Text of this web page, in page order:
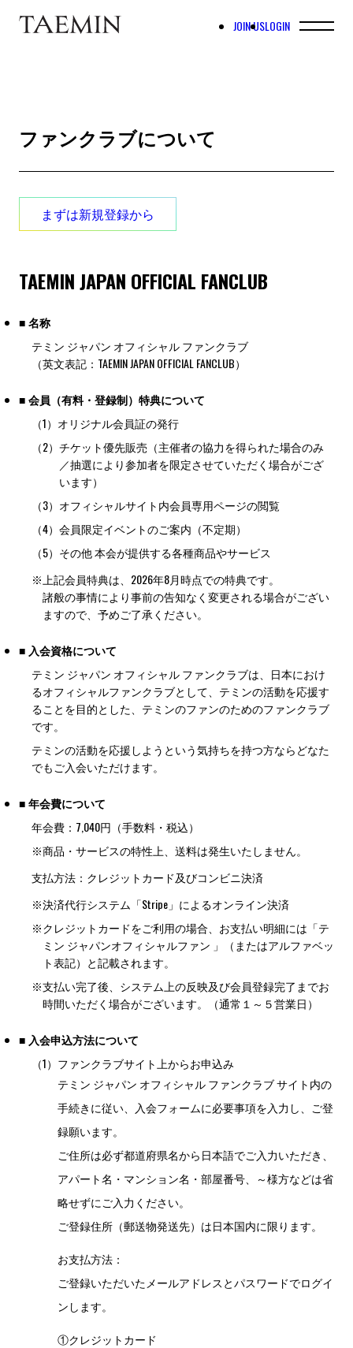
JOIN USLOGIN
ファンクラブについて
まずは新規登録から
TAEMIN JAPAN OFFICIAL FANCLUB
■ 名称
テミン ジャパン オフィシャル ファンクラブ
（英文表記：TAEMIN JAPAN OFFICIAL FANCLUB）
■ 会員（有料・登録制）特典について
（1） オリジナル会員証の発行
（2） チケット優先販売（主催者の協力を得られた場合のみ
／抽選により参加者を限定させていただく場合がござ
います）
（3） オフィシャルサイト内会員専用ページの閲覧
（4） 会員限定イベントのご案内（不定期）
（5） その他 本会が提供する各種商品やサービス
※ 上記会員特典は、2026年8月時点での特典です。
諸般の事情により事前の告知なく変更される場合がござい
ますので、予めご了承ください。
■ 入会資格について
テミン ジャパン オフィシャル ファンクラブは、日本におけ
るオフィシャルファンクラブとして、テミンの活動を応援す
ることを目的とした、テミンのファンのためのファンクラブ
です。
テミンの活動を応援しようという気持ちを持つ方ならどなた
でもご入会いただけます。
■ 年会費について
年会費：7,040円（手数料・税込）
※商品・サービスの特性上、送料は発生いたしません。
支払方法：クレジットカード及びコンビニ決済
※決済代行システム「Stripe」によるオンライン決済
※クレジットカードをご利用の場合、お支払い明細には「テ
ミン ジャパンオフィシャルファン 」（またはアルファベッ
ト表記）と記載されます。
※支払い完了後、システム上の反映及び会員登録完了までお
時間いただく場合がございます。（通常１～５営業日）
■ 入会申込方法について
（1） ファンクラブサイト上からお申込み
テミン ジャパン オフィシャル ファンクラブ サイト内の
手続きに従い、入会フォームに必要事項を入力し、ご登
録願います。
ご住所は必ず都道府県名から日本語でご入力いただき、
アパート名・マンション名・部屋番号、～様方などは省
略せずにご入力ください。
ご登録住所（郵送物発送先）は日本国内に限ります。
お支払方法：
ご登録いただいたメールアドレスとパスワードでログイ
ンします。
①クレジットカード